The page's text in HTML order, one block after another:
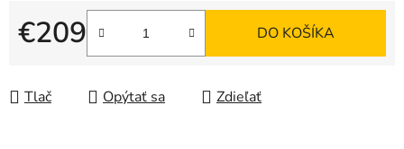
€209
Jednotková cena:
DO KOŠÍKA
Tlač Opýtať sa Zdieľať